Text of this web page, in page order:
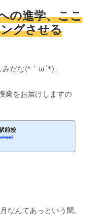
の進学、ここ
グさせる
だな(*｀ω´*)」
業をお届けしますの
前校
なんてあっという間。